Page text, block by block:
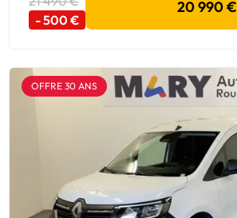
- 500 €
20 990 €
OFFRE 30 ANS